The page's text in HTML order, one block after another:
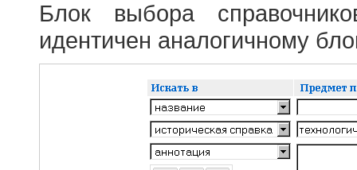
Блок выбора
идентичен аналогичному